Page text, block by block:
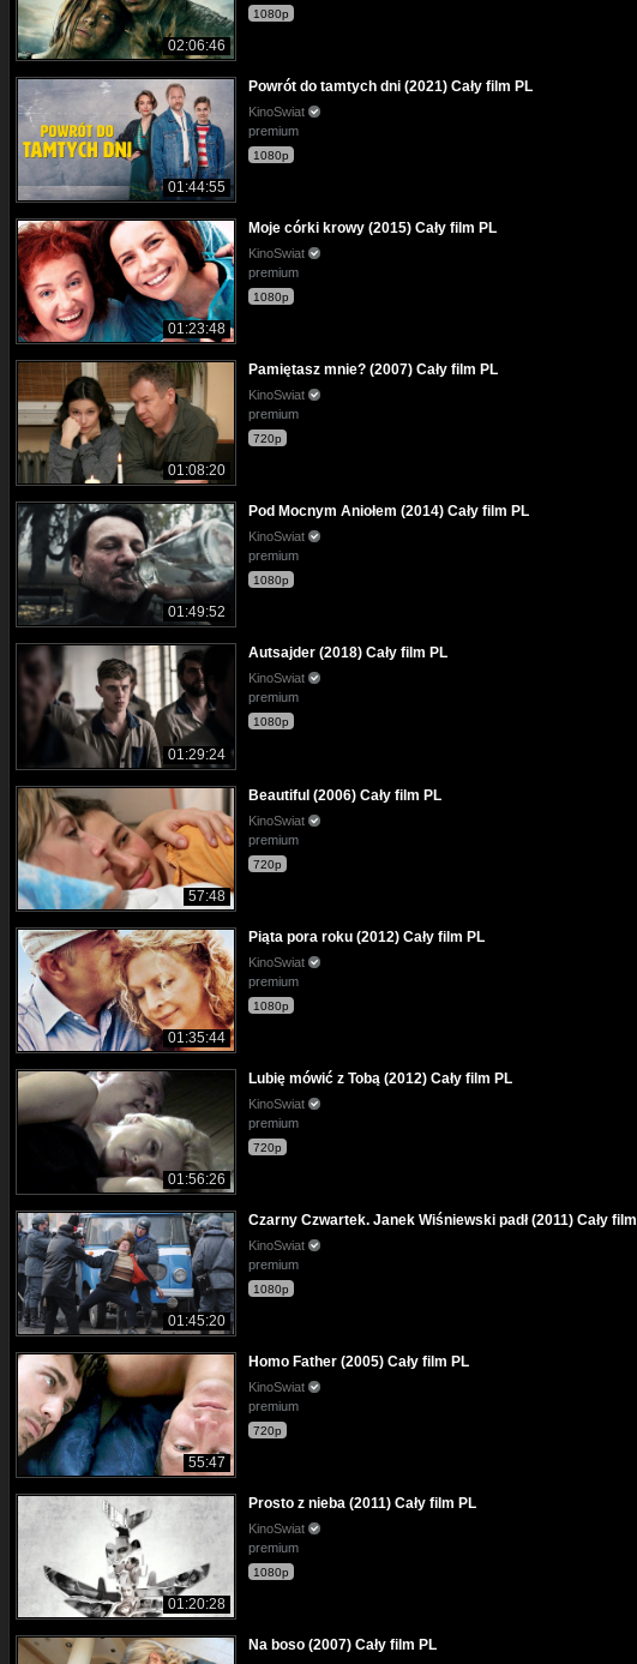
02:06:46
1080p
01:44:55
Powrót do tamtych dni (2021) Cały film PL
KinoSwiat
premium
1080p
01:23:48
Moje córki krowy (2015) Cały film PL
KinoSwiat
premium
1080p
01:08:20
Pamiętasz mnie? (2007) Cały film PL
KinoSwiat
premium
720p
01:49:52
Pod Mocnym Aniołem (2014) Cały film PL
KinoSwiat
premium
1080p
01:29:24
Autsajder (2018) Cały film PL
KinoSwiat
premium
1080p
57:48
Beautiful (2006) Cały film PL
KinoSwiat
premium
720p
01:35:44
Piąta pora roku (2012) Cały film PL
KinoSwiat
premium
1080p
01:56:26
Lubię mówić z Tobą (2012) Cały film PL
KinoSwiat
premium
720p
01:45:20
Czarny Czwartek. Janek Wiśniewski padł (2011) Cały
KinoSwiat
premium
1080p
55:47
Homo Father (2005) Cały film PL
KinoSwiat
premium
720p
01:20:28
Prosto z nieba (2011) Cały film PL
KinoSwiat
premium
1080p
Na boso (2007) Cały film PL